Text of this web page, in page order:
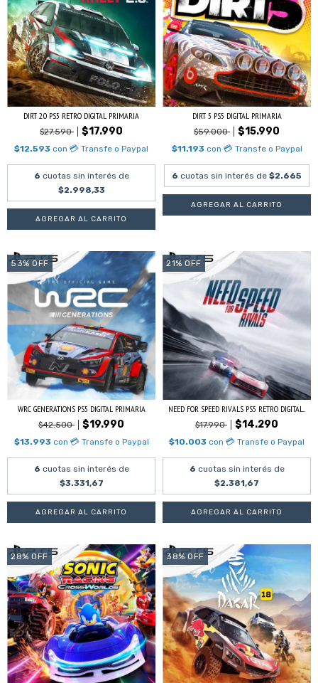
DIRT 2.0 PS5 RETRO DIGITAL PRIMARIA
$27.590 $17.990
$12.593 con 💳 Transfe o Paypal
6 cuotas sin interés de
$2.998,33
DIRT 5 PS5 DIGITAL PRIMARIA
$59.000 $15.990
$11.193 con 💳 Transfe o Paypal
6 cuotas sin interés de $2.665
53% OFF
WRC GENERATIONS PS5 DIGITAL PRIMARIA
$42.500 $19.990
$13.993 con 💳 Transfe o Paypal
6 cuotas sin interés de
$3.331,67
21% OFF
NEED FOR SPEED RIVALS PS5 RETRO DIGITAL...
$17.990 $14.290
$10.003 con 💳 Transfe o Paypal
6 cuotas sin interés de
$2.381,67
28% OFF 38% OFF